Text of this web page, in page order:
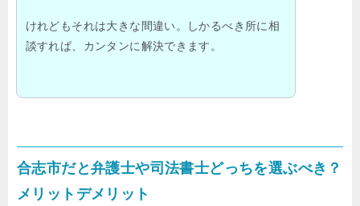
けれどもそれは大きな間違い。しかるべき所に相
談すれば、カンタンに解決できます。
合志市だと弁護士や司法書士どっちを選ぶべき？
メリットデメリット